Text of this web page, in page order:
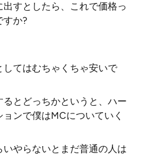
すとしたら、これで価格っ
すか?
てはむちゃくちゃ安いで
とどっちかというと、ハー
ンで僕はMCについていく
やらないとまだ普通の人は